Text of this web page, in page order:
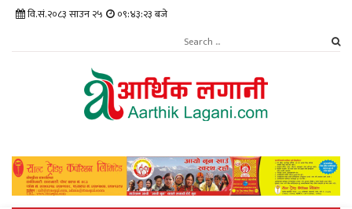
वि.सं.२०८३ साउन २५ ०९:४३:२४ बजे